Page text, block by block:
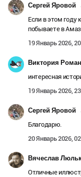
Сергей Яровой
Если в этом году
побываете в
19 Январь 2026,
Виктория
интересная
19 Январь 2026,
Сергей Яровой
Благодарю.
20 Январь 2026,
Вячеслав
Отличные